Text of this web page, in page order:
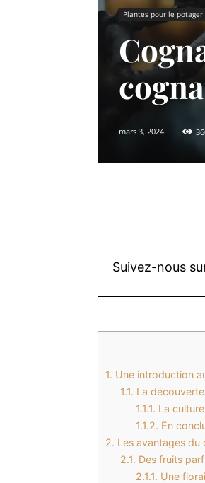
Plantes pour le potager
mars 3, 2024
Suivez-nous
1. Une introduction
1.1. La
1.1.1. La
1.1.2. En
2. Les avantages du
2.1. Des fruits
2.1.1. Une